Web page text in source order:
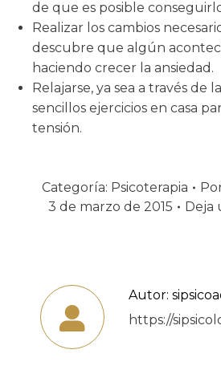
de que es posible
Realizar los cambios
descubre que algún
haciendo crecer la ansiedad.
Relajarse, ya sea a través de
sencillos ejercicios en casa
tensión.
Categoría: Psicoterapia
3 de marzo de 2015
Deja
Autor:
https://